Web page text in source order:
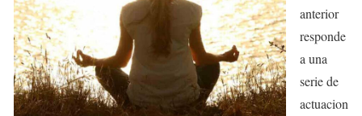
anterior
responde
a una
serie de
actuacion